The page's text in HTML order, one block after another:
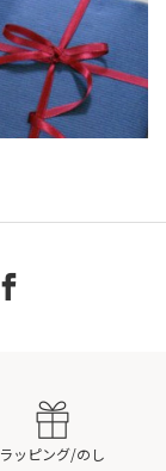
ラッピング/のし